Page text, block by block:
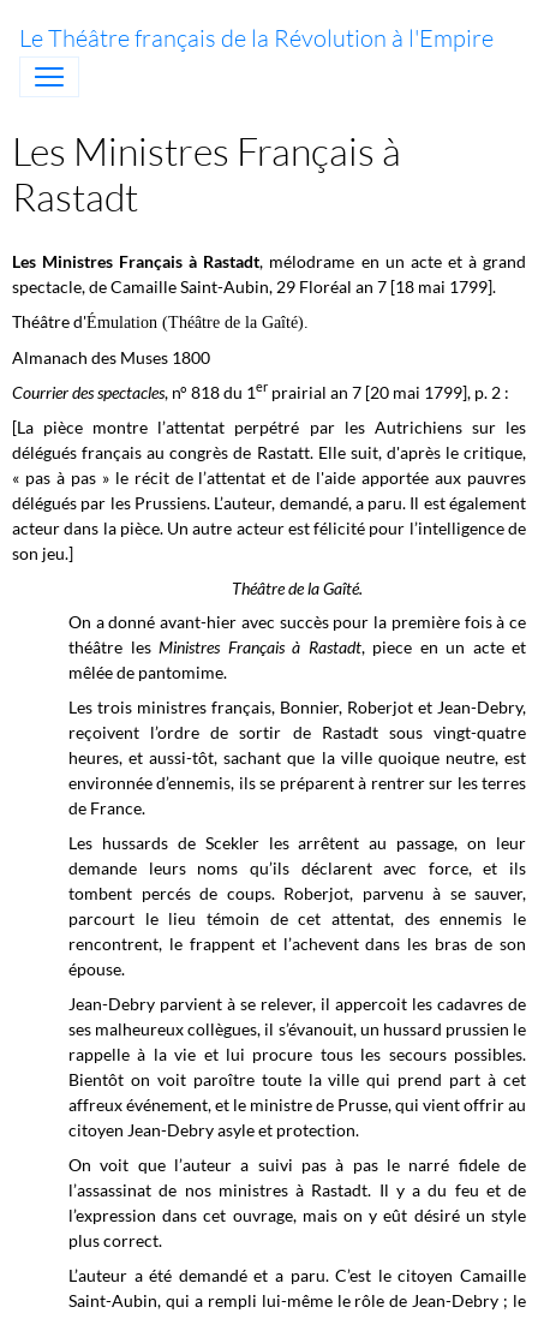
Le Théâtre français de la Révolution à l'Empire
Les Ministres Français à
Rastadt
Les Ministres Français à Rastadt, mélodrame en un acte et à grand
spectacle, de Camaille Saint-Aubin, 29 Floréal an 7 [18 mai 1799].
Théâtre d'Émulation (Théâtre de la Gaîté).
Almanach des Muses 1800
Courrier des spectacles, n° 818 du 1er prairial an 7 [20 mai 1799], p. 2 :
[La pièce montre l’attentat perpétré par les Autrichiens sur les
délégués français au congrès de Rastatt. Elle suit, d'après le critique,
« pas à pas » le récit de l’attentat et de l'aide apportée aux pauvres
délégués par les Prussiens. L’auteur, demandé, a paru. Il est également
acteur dans la pièce. Un autre acteur est félicité pour l’intelligence de
son jeu.]
Théâtre de la Gaîté.
On a donné avant-hier avec succès pour la première fois à ce
théâtre les Ministres Français à Rastadt, piece en un acte et
mêlée de pantomime.
Les trois ministres français, Bonnier, Roberjot et Jean-Debry,
reçoivent l’ordre de sortir de Rastadt sous vingt-quatre
heures, et aussi-tôt, sachant que la ville quoique neutre, est
environnée d’ennemis, ils se préparent à rentrer sur les terres
de France.
Les hussards de Scekler les arrêtent au passage, on leur
demande leurs noms qu’ils déclarent avec force, et ils
tombent percés de coups. Roberjot, parvenu à se sauver,
parcourt le lieu témoin de cet attentat, des ennemis le
rencontrent, le frappent et l’achevent dans les bras de son
épouse.
Jean-Debry parvient à se relever, il appercoit les cadavres de
ses malheureux collègues, il s’évanouit, un hussard prussien le
rappelle à la vie et lui procure tous les secours possibles.
Bientôt on voit paroître toute la ville qui prend part à cet
affreux événement, et le ministre de Prusse, qui vient offrir au
citoyen Jean-Debry asyle et protection.
On voit que l’auteur a suivi pas à pas le narré fidele de
l’assassinat de nos ministres à Rastadt. Il y a du feu et de
l’expression dans cet ouvrage, mais on y eût désiré un style
plus correct.
L’auteur a été demandé et a paru. C’est le citoyen Camaille
Saint-Aubin, qui a rempli lui-même le rôle de Jean-Debry ; le